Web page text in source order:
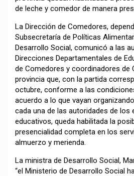
de leche y comedor de manera
La Dirección de Comedores,
Subsecretaría de Políticas
Desarrollo Social, comunicó a las
Direcciones Departamentales de
de Comedores y coordinadores de
provincia que, con la partida
octubre, conforme a las
acuerdo a lo que vayan
cada una de las autoridades de los
educativos, queda habilitada la
presencialidad completa en los
almuerzo y merienda.
La ministra de Desarrollo Social,
“el Ministerio de Desarrollo Social